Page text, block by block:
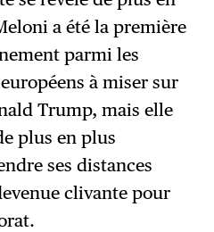
a été la première
parmi les
à miser sur
Trump, mais elle
plus en plus
ses distances
clivante pour